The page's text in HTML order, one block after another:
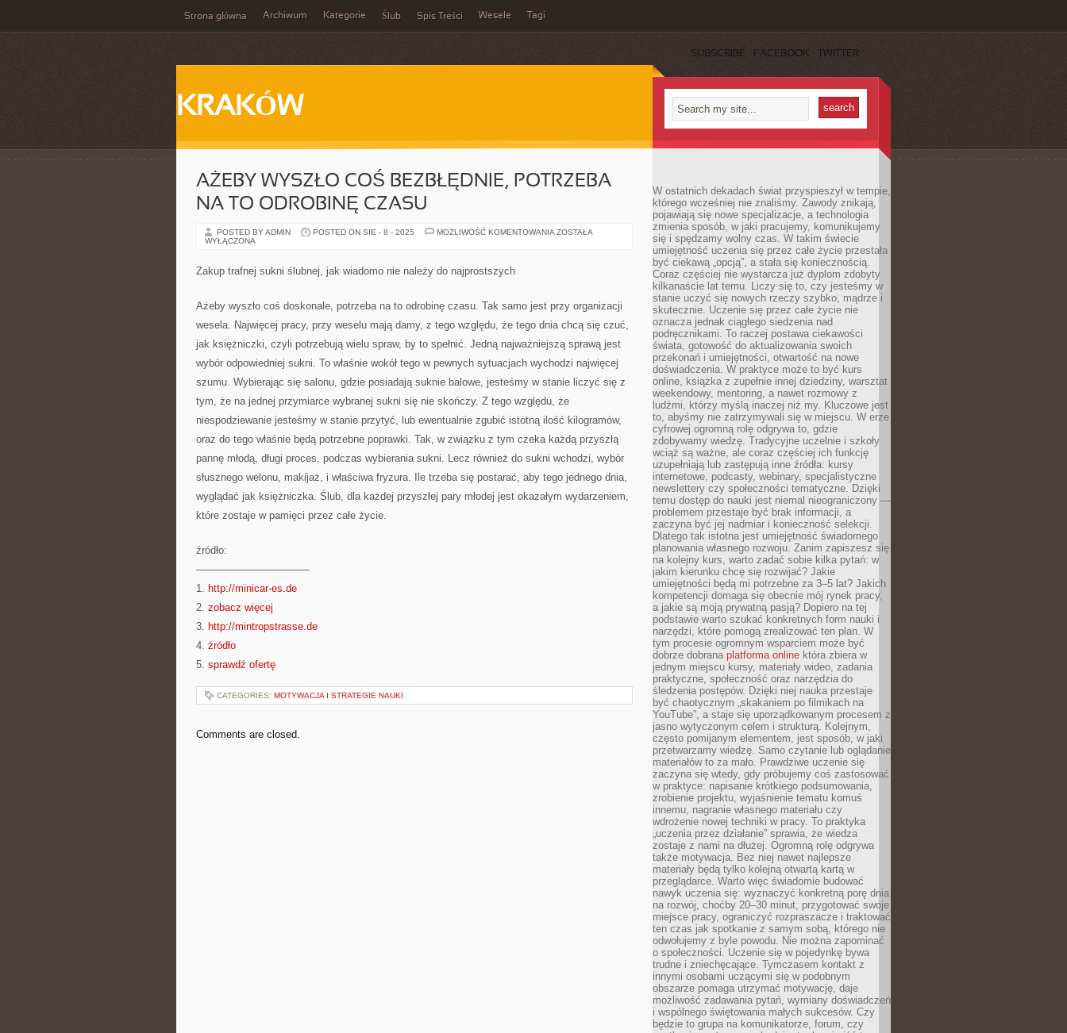
Strona główna Archiwum Kategorie Ślub Spis Treści Wesele Tagi
SUBSCRIBE FACEBOOK TWITTER
KRAKÓW
AŻEBY WYSZŁO COŚ BEZBŁĘDNIE, POTRZEBA
NA TO ODROBINĘ CZASU
POSTED BY ADMIN POSTED ON SIE - 8 - 2025 MOŻLIWOŚĆ KOMENTOWANIA AŻEBY
ZOSTAŁA
WYŁĄCZONA
Zakup trafnej sukni ślubnej, jak wiadomo nie należy do najprostszych
Ażeby wyszło coś doskonale, potrzeba na to odrobinę czasu. Tak samo jest przy organizacji
wesela. Najwięcej pracy, przy weselu mają damy, z tego względu, że tego dnia chcą się czuć,
jak księżniczki, czyli potrzebują wielu spraw, by to spełnić. Jedną najważniejszą sprawą jest
wybór odpowiedniej sukni. To właśnie wokół tego w pewnych sytuacjach wychodzi najwięcej
szumu. Wybierając się salonu, gdzie posiadają suknie balowe, jesteśmy w stanie liczyć się z
tym, że na jednej przymiarce wybranej sukni się nie skończy. Z tego względu, że
niespodziewanie jesteśmy w stanie przytyć, lub ewentualnie zgubić istotną ilość kilogramów,
oraz do tego właśnie będą potrzebne poprawki. Tak, w związku z tym czeka każdą przyszłą
pannę młodą, długi proces, podczas wybierania sukni. Lecz również do sukni wchodzi, wybór
słusznego welonu, makijaż, i właściwa fryzura. Ile trzeba się postarać, aby tego jednego dnia,
wyglądać jak księżniczka. Ślub, dla każdej przyszłej pary młodej jest okazałym wydarzeniem,
które zostaje w pamięci przez całe życie.
źródło:
———————————
1. http://minicar-es.de
2. zobacz więcej
3. http://mintropstrasse.de
4. źródło
5. sprawdź ofertę
CATEGORIES: MOTYWACJA I STRATEGIE NAUKI
Comments are closed.
W ostatnich dekadach świat przyspieszył w tempie,
którego wcześniej nie znaliśmy. Zawody znikają,
pojawiają się nowe specjalizacje, a technologia
zmienia sposób, w jaki pracujemy, komunikujemy
się i spędzamy wolny czas. W takim świecie
umiejętność uczenia się przez całe życie przestała
być ciekawą „opcją”, a stała się koniecznością.
Coraz częściej nie wystarcza już dyplom zdobyty
kilkanaście lat temu. Liczy się to, czy jesteśmy w
stanie uczyć się nowych rzeczy szybko, mądrze i
skutecznie. Uczenie się przez całe życie nie
oznacza jednak ciągłego siedzenia nad
podręcznikami. To raczej postawa ciekawości
świata, gotowość do aktualizowania swoich
przekonań i umiejętności, otwartość na nowe
doświadczenia. W praktyce może to być kurs
online, książka z zupełnie innej dziedziny, warsztat
weekendowy, mentoring, a nawet rozmowy z
ludźmi, którzy myślą inaczej niż my. Kluczowe jest
to, abyśmy nie zatrzymywali się w miejscu. W erze
cyfrowej ogromną rolę odgrywa to, gdzie
zdobywamy wiedzę. Tradycyjne uczelnie i szkoły
wciąż są ważne, ale coraz częściej ich funkcję
uzupełniają lub zastępują inne źródła: kursy
internetowe, podcasty, webinary, specjalistyczne
newslettery czy społeczności tematyczne. Dzięki
temu dostęp do nauki jest niemal nieograniczony —
problemem przestaje być brak informacji, a
zaczyna być jej nadmiar i konieczność selekcji.
Dlatego tak istotna jest umiejętność świadomego
planowania własnego rozwoju. Zanim zapiszesz się
na kolejny kurs, warto zadać sobie kilka pytań: w
jakim kierunku chcę się rozwijać? Jakie
umiejętności będą mi potrzebne za 3–5 lat? Jakich
kompetencji domaga się obecnie mój rynek pracy,
a jakie są moją prywatną pasją? Dopiero na tej
podstawie warto szukać konkretnych form nauki i
narzędzi, które pomogą zrealizować ten plan. W
tym procesie ogromnym wsparciem może być
dobrze dobrana platforma online która zbiera w
jednym miejscu kursy, materiały wideo, zadania
praktyczne, społeczność oraz narzędzia do
śledzenia postępów. Dzięki niej nauka przestaje
być chaotycznym „skakaniem po filmikach na
YouTube”, a staje się uporządkowanym procesem z
jasno wytyczonym celem i strukturą. Kolejnym,
często pomijanym elementem, jest sposób, w jaki
przetwarzamy wiedzę. Samo czytanie lub oglądanie
materiałów to za mało. Prawdziwe uczenie się
zaczyna się wtedy, gdy próbujemy coś zastosować
w praktyce: napisanie krótkiego podsumowania,
zrobienie projektu, wyjaśnienie tematu komuś
innemu, nagranie własnego materiału czy
wdrożenie nowej techniki w pracy. To praktyka
„uczenia przez działanie” sprawia, że wiedza
zostaje z nami na dłużej. Ogromną rolę odgrywa
także motywacja. Bez niej nawet najlepsze
materiały będą tylko kolejną otwartą kartą w
przeglądarce. Warto więc świadomie budować
nawyk uczenia się: wyznaczyć konkretną porę dnia
na rozwój, choćby 20–30 minut, przygotować swoje
miejsce pracy, ograniczyć rozpraszacze i traktować
ten czas jak spotkanie z samym sobą, którego nie
odwołujemy z byle powodu. Nie można zapominać
o społeczności. Uczenie się w pojedynkę bywa
trudne i zniechęcające. Tymczasem kontakt z
innymi osobami uczącymi się w podobnym
obszarze pomaga utrzymać motywację, daje
możliwość zadawania pytań, wymiany doświadczeń
i wspólnego świętowania małych sukcesów. Czy
będzie to grupa na komunikatorze, forum, czy